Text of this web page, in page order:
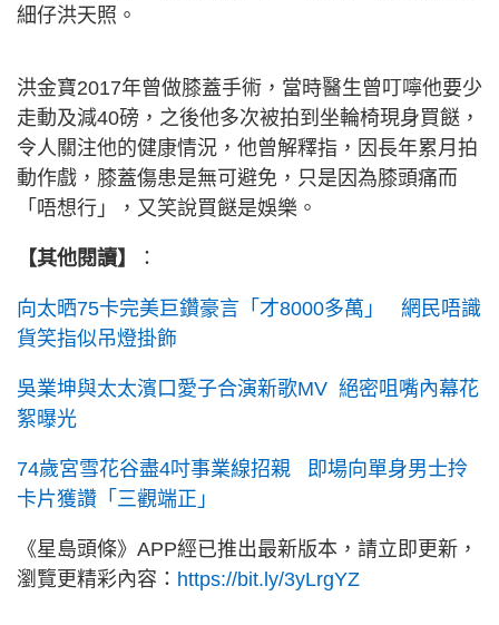
細仔洪天照。
洪金寶2017年曾做膝蓋手術，當時醫生曾叮嚀他要少
走動及減40磅，之後他多次被拍到坐輪椅現身買餸，
令人關注他的健康情況，他曾解釋指，因長年累月拍
動作戲，膝蓋傷患是無可避免，只是因為膝頭痛而
「唔想行」，又笑說買餸是娛樂。
【其他閱讀】 ：
向太晒75卡完美巨鑽豪言「才8000多萬」 網民唔識
貨笑指似吊燈掛飾
吳業坤與太太濱口愛子合演新歌MV 絕密咀嘴內幕花
絮曝光
74歲宮雪花谷盡4吋事業線招親 即場向單身男士拎
卡片獲讚「三觀端正」
《星島頭條》APP經已推出最新版本，請立即更新，
瀏覽更精彩內容： https://bit.ly/3yLrgYZ